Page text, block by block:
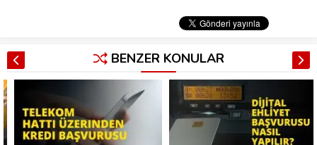
BENZER KONULAR